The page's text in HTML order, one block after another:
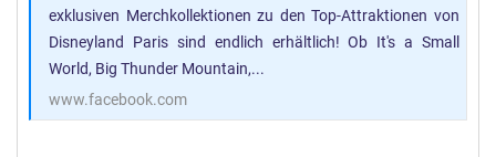
exklusiven Merchkollektionen zu den Top-Attraktionen von
Disneyland Paris sind endlich erhältlich! Ob It's a Small
World, Big Thunder Mountain,...
www.facebook.com